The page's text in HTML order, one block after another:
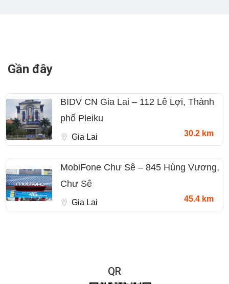
Gần đây
BIDV CN Gia Lai – 112 Lê Lợi, Thành
phố Pleiku
Gia Lai 30.2 km
MobiFone Chư Sê – 845 Hùng Vương,
Chư Sê
Gia Lai 45.4 km
QR